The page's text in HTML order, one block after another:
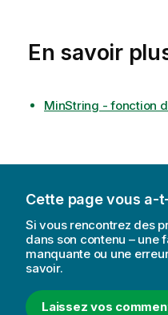
En savoir
MinString - fonction
Cette page vous a-
Si vous rencontrez des
dans son contenu – une
manquante ou une
savoir.
Laissez vos